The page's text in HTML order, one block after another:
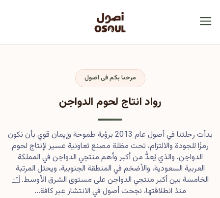
مرحبا بكم فى اصول
رواد انتاج لحوم الدواجن
بدأت رحلتنا في أصول عام 2013 برؤية طموحة وإيمان قوي بأن نكون
رمزًا للجودة والالتزام، تحت مظلة مصنع تعاونية عسير لإنتاج لحوم
الدواجن، والذي يُعدُّ من أكبر وأهم منتجي الدواجن في المملكة
العربية السعودية، والأضخم في المنطقة الجنوبية، ويحتل المرتبة
الخامسة بين أكبر منتجي الدواجن على مستوى الشرق الأوسط.
منذ انطلاقتها، نجحت أصول في الانتشار عبر كافة...